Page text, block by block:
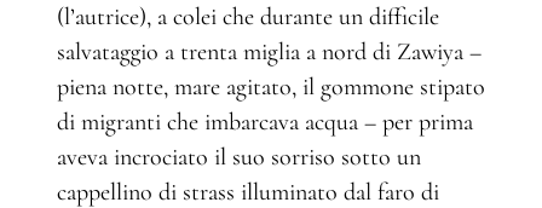
(l’autrice), a colei che durante un difficile
salvataggio a trenta miglia a nord di Zawiya –
piena notte, mare agitato, il gommone stipato
di migranti che imbarcava acqua – per prima
aveva incrociato il suo sorriso sotto un
cappellino di strass illuminato dal faro di